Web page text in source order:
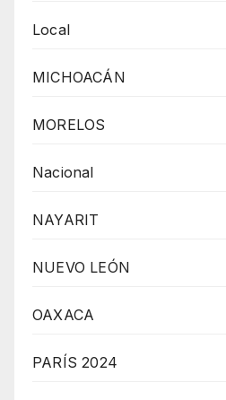
Local
MICHOACÁN
MORELOS
Nacional
NAYARIT
NUEVO LEÓN
OAXACA
PARÍS 2024